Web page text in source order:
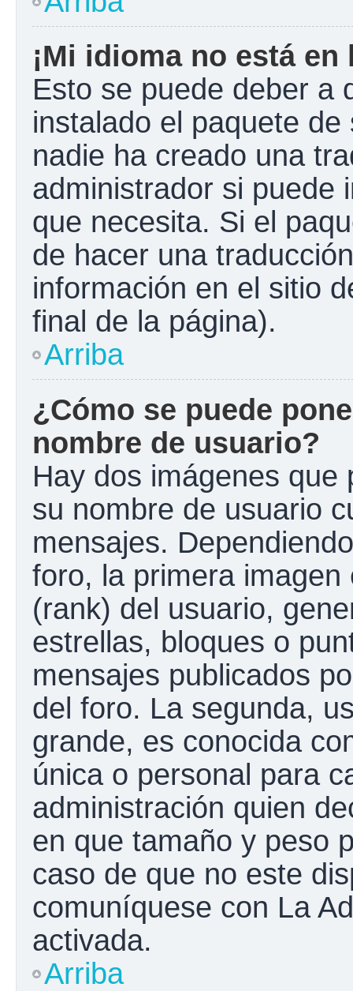
¡Mi idioma no está
Esto se puede deber a
instalado el paquete
nadie ha creado una
administrador si puede
que necesita. Si el
de hacer una
información en el sitio
final de la página).
Arriba
¿Cómo se puede
nombre de usuario?
Hay dos imágenes que
su nombre de usuario
mensajes.
foro, la primera
(rank) del usuario,
estrellas, bloques o
mensajes publicados
del foro. La segunda,
grande, es conocida
única o personal para
administración quien
en que tamaño y peso
caso de que no este
comuníquese con La
activada.
Arriba